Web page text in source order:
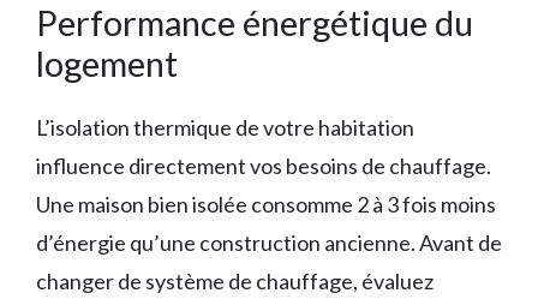
Performance énergétique du
logement
L’isolation thermique de votre habitation
influence directement vos besoins de chauffage.
Une maison bien isolée consomme 2 à 3 fois moins
d’énergie qu’une construction ancienne. Avant de
changer de système de chauffage, évaluez